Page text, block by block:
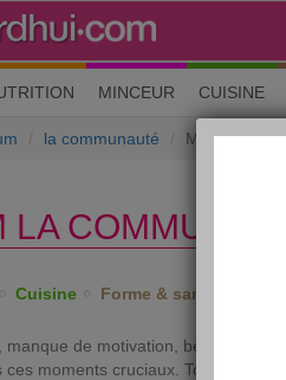
MINCEUR CUISINE
la communauté Motivation
LA
Cuisine Forme & santé
manque de motivation, besoin de
ces moments cruciaux. Toute la